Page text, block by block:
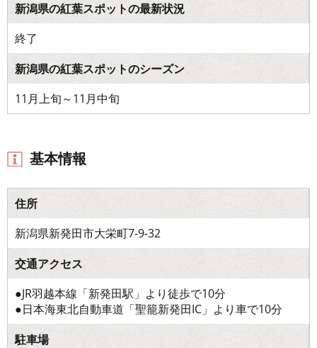
新潟県の紅葉スポットの最新状況
終了
新潟県の紅葉スポットのシーズン
11月上旬～11月中旬
基本情報
住所
新潟県新発田市大栄町7-9-32
交通アクセス
●JR羽越本線「新発田駅」より徒歩で10分
●日本海東北自動車道「聖籠新発田IC」より車で10分
駐車場